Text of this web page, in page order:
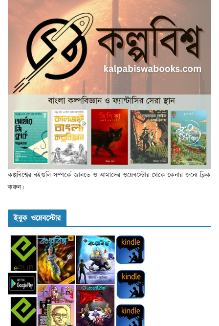
কল্পবিশ্বের বইগুলি সম্পর্কে জানতে ও আমাদের ওয়েবস্টোর থেকে কেনার জন্যে ক্লিক
করুন।
ইবুক ওয়েবস্টোর